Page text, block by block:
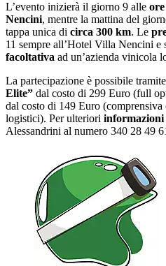
L’evento inizierà il giorno 9 alle
Nencini, mentre la mattina del
tappa unica di circa 300 km. Le
11 sempre all’Hotel Villa Nencini e
facoltativa ad un’azienda vinicola
La partecipazione è possibile
Elite” dal costo di 299 Euro (full
dal costo di 149 Euro
logistici). Per ulteriori informazioni
Alessandrini al numero 340 28 49